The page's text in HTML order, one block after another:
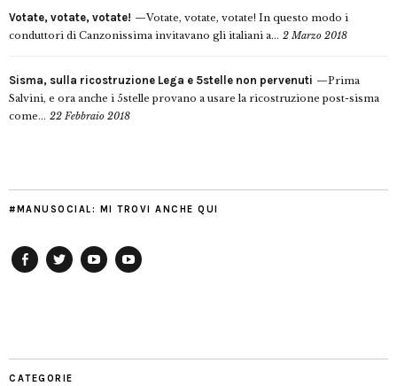
Votate, votate, votate!
Votate, votate, votate! In questo modo i
conduttori di Canzonissima invitavano gli italiani a... 2 Marzo 2018
Sisma, sulla ricostruzione Lega e 5stelle non pervenuti
Prima
Salvini, e ora anche i 5stelle provano a usare la ricostruzione post-sisma
come... 22 Febbraio 2018
#MANUSOCIAL: MI TROVI ANCHE QUI
CATEGORIE